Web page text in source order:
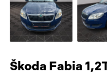
Škoda Fabia